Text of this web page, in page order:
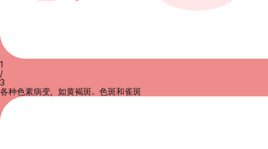
1
/
3
各种色素病变，如黄褐斑、色斑和雀斑